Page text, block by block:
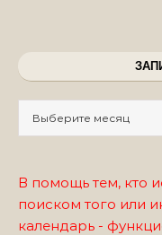
В помощь тем, кто
поиском того или
календарь -